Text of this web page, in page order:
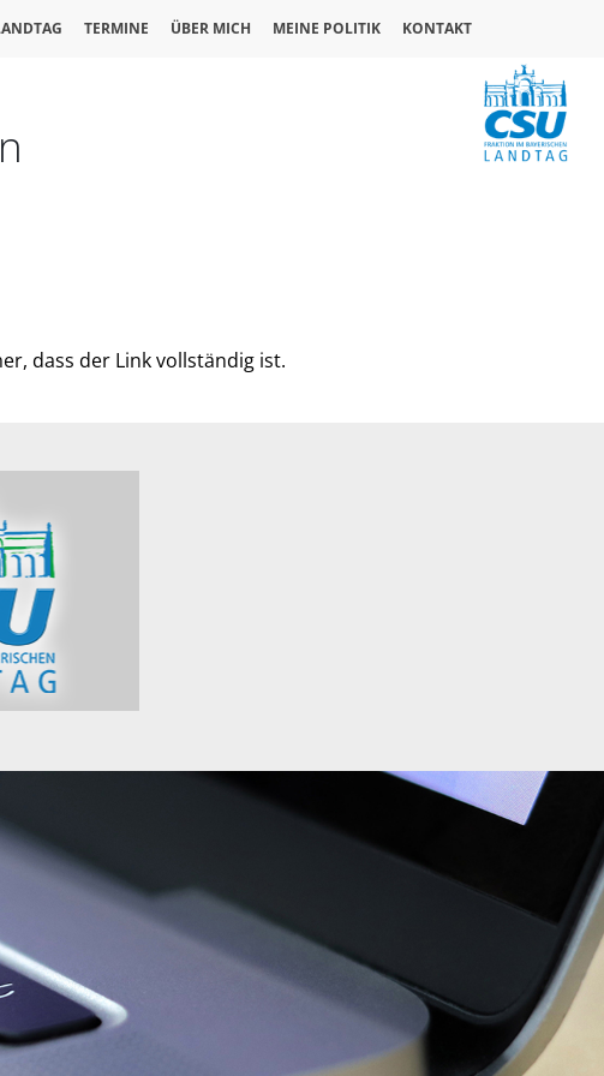
TERMINE ÜBER MICH MEINE POLITIK KONTAKT
dass der Link vollständig ist.